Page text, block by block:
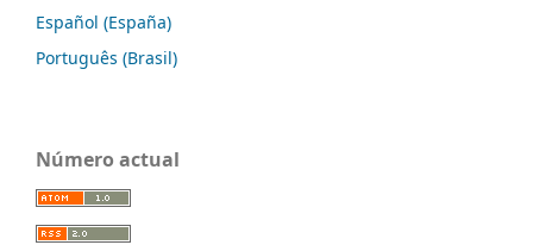
Español (España)
Português (Brasil)
Número actual